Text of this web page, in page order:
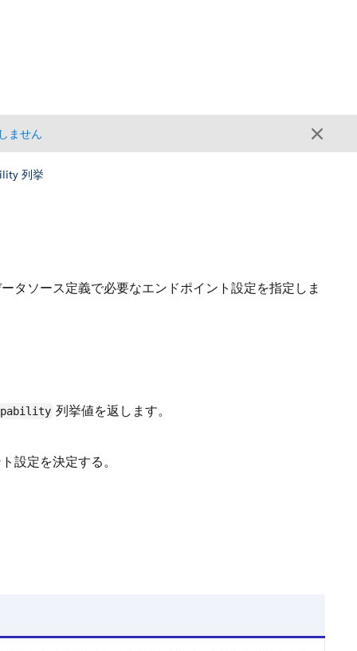
ません
列挙
タソース定義で必要なエンドポイント設定を指定しま
列挙値を返します。
設定を決定する。